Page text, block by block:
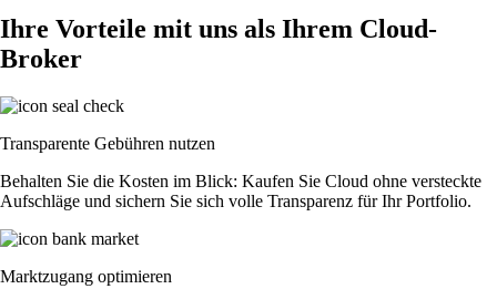
Ihre Vorteile mit uns als Ihrem Cloud-
Broker
Transparente Gebühren nutzen
Behalten Sie die Kosten im Blick: Kaufen Sie Cloud ohne versteckte
Aufschläge und sichern Sie sich volle Transparenz für Ihr Portfolio.
Marktzugang optimieren